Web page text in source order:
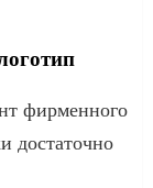
фирменного
достаточно